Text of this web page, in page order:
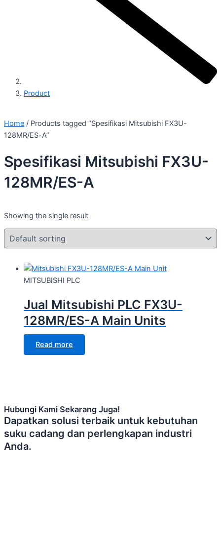
Product
Home / Products tagged “Spesifikasi Mitsubishi FX3U-
128MR/ES-A”
Spesifikasi Mitsubishi FX3U-
128MR/ES-A
Showing the single result
MITSUBISHI PLC
Jual Mitsubishi PLC FX3U-
128MR/ES-A Main Units
Read more
Hubungi Kami Sekarang Juga!
Dapatkan solusi terbaik untuk kebutuhan
suku cadang dan perlengkapan industri
Anda.